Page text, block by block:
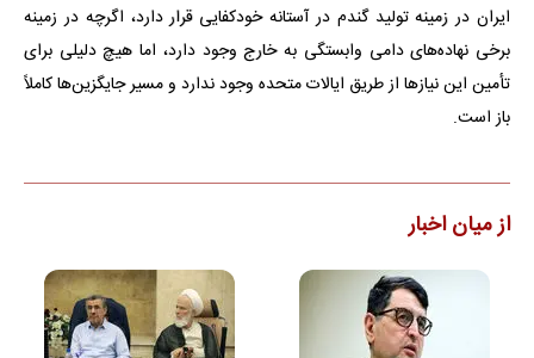
ایران در زمینه تولید گندم در آستانه خودکفایی قرار دارد، اگرچه در زمینه
برخی نهاده‌های دامی وابستگی به خارج وجود دارد، اما هیچ دلیلی برای
تأمین این نیازها از طریق ایالات متحده وجود ندارد و مسیر جایگزین‌ها کاملاً
باز است.
از میان اخبار